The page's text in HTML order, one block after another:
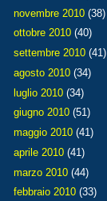
novembre 2010 (38)
ottobre 2010 (40)
settembre 2010 (41)
agosto 2010 (34)
luglio 2010 (34)
giugno 2010 (51)
maggio 2010 (41)
aprile 2010 (41)
marzo 2010 (44)
febbraio 2010 (33)